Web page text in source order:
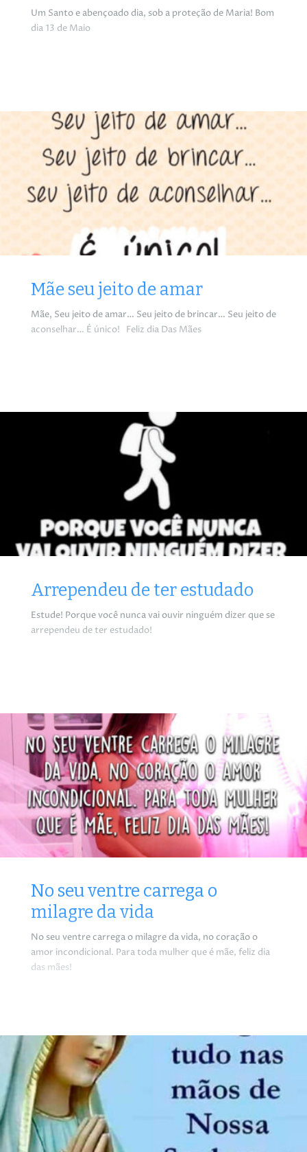
Um Santo e abençoado dia, sob a proteção de Maria! Bom
dia 13 de Maio
Mãe seu jeito de amar
Mãe, Seu jeito de amar… Seu jeito de brincar… Seu jeito de
aconselhar… É único! Feliz dia Das Mães
Arrependeu de ter estudado
Estude! Porque você nunca vai ouvir ninguém dizer que se
arrependeu de ter estudado!
No seu ventre carrega o
milagre da vida
No seu ventre carrega o milagre da vida, no coração o
amor incondicional. Para toda mulher que é mãe, feliz dia
das mães!